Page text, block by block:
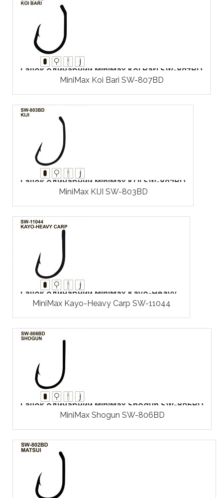
Гачок одинарний MiniMax Koi Bari SW-807BD
MiniMax Koi Bari SW-807BD
Гачок одинарний MiniMax KIJI SW-803BD
MiniMax KIJI SW-803BD
Гачок одинарний MiniMax Kayo-Heavy...
MiniMax Kayo-Heavy Carp SW-11044
Гачок одинарний MiniMax Shogun SW-806BD
MiniMax Shogun SW-806BD